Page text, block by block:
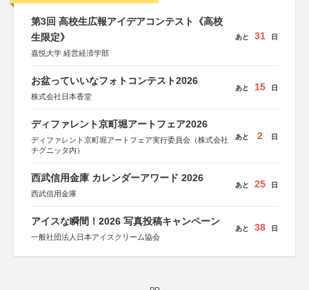
第3回 高校生広報アイデアコンテスト《高校
生限定》
嘉悦大学 経営経済学部
あと 31 日
お盆っていいなフォトコンテスト2026
株式会社日本香堂
あと 15 日
ディファレント京町堀アートフェア2026
ディファレント京町堀アートフェア実行委員会（株式会社
チグニッタ内）
あと 2 日
西武信用金庫 カレンダーアワード 2026
西武信用金庫
あと 25 日
アイスな瞬間！2026 写真投稿キャンペーン
一般社団法人日本アイスクリーム協会
あと 38 日